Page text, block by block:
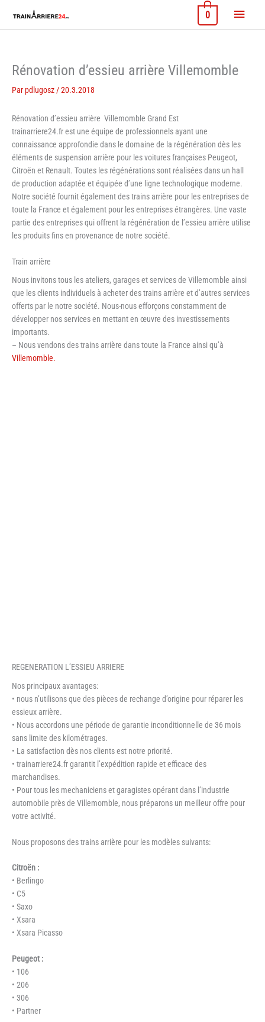
contenu
Menu
0
Rénovation d’essieu arrière Villemomble
Par pdlugosz /20.3.2018
Rénovation d’essieu arrière Villemomble Grand Est
trainarriere24.fr est une équipe de professionnels ayant une
connaissance approfondie dans le domaine de la régénération dès les
éléments de suspension arrière pour les voitures françaises Peugeot,
Citroën et Renault. Toutes les régénérations sont réalisées dans un hall
de production adaptée et équipée d’une ligne technologique moderne.
Notre société fournit également des trains arrière pour les entreprises de
toute la France et également pour les entreprises étrangères. Une vaste
partie des entreprises qui offrent la régénération de l’essieu arrière utilise
les produits fins en provenance de notre société.
Train arrière
Nous invitons tous les ateliers, garages et services de Villemomble ainsi
que les clients individuels à acheter des trains arrière et d’autres services
offerts par le notre société. Nous-nous efforçons constamment de
développer nos services en mettant en œuvre des investissements
importants.
– Nous vendons des trains arrière dans toute la France ainsi qu’à
Villemomble.
REGENERATION L’ESSIEU ARRIERE
Nos principaux avantages:
• nous n’utilisons que des pièces de rechange d’origine pour réparer les
essieux arrière.
• Nous accordons une période de garantie inconditionnelle de 36 mois
sans limite des kilométrages.
• La satisfaction dès nos clients est notre priorité.
• trainarriere24.fr garantit l’expédition rapide et efficace des
marchandises.
• Pour tous les mechaniciens et garagistes opérant dans l’industrie
automobile près de Villemomble, nous préparons un meilleur offre pour
votre activité.
Nous proposons des trains arrière pour les modèles suivants:
Citroën :
• Berlingo
• C5
• Saxo
• Xsara
• Xsara Picasso
Peugeot :
• 106
• 206
• 306
• Partner